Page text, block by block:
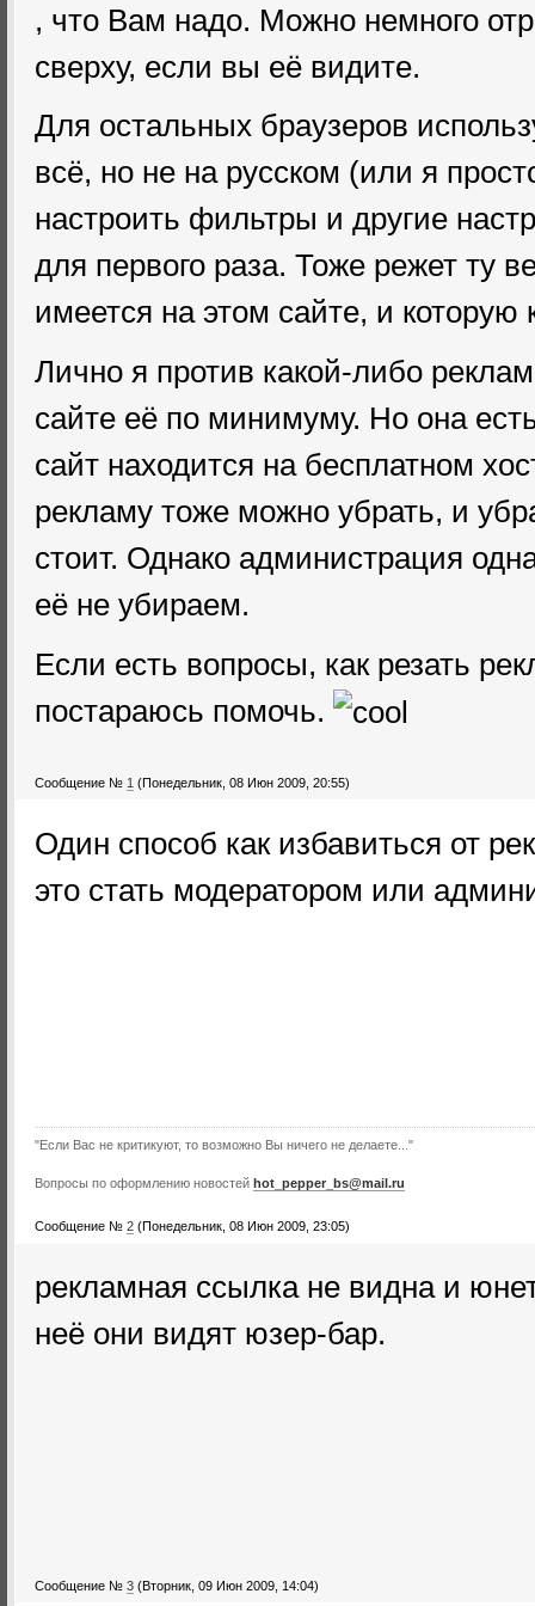
, что Вам надо. Можно немного
сверху, если вы её видите.
Для остальных браузеров
всё, но не на русском (или я
настроить фильтры и другие
для первого раза. Тоже режет ту
имеется на этом сайте, и которую
Лично я против какой-либо
сайте её по минимуму. Но она
сайт находится на бесплатном
рекламу тоже можно убрать, и
стоит. Однако администрация
её не убираем.
Если есть вопросы, как резать
постараюсь помочь.
Сообщение № 1 (Понедельник, 08 Июн 2009, 20:55)
Один способ как избавиться от
это стать модератором или
"Если Вас не критикуют, то возможно Вы ничего не делаете..."
Вопросы по оформлению новостей hot_pepper_bs@mail.ru
Сообщение № 2 (Понедельник, 08 Июн 2009, 23:05)
рекламная ссылка не видна и
неё они видят юзер-бар.
Сообщение № 3 (Вторник, 09 Июн 2009, 14:04)